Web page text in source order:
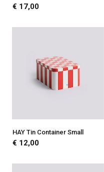
€ 17,00
HAY Tin Container Small
€ 12,00